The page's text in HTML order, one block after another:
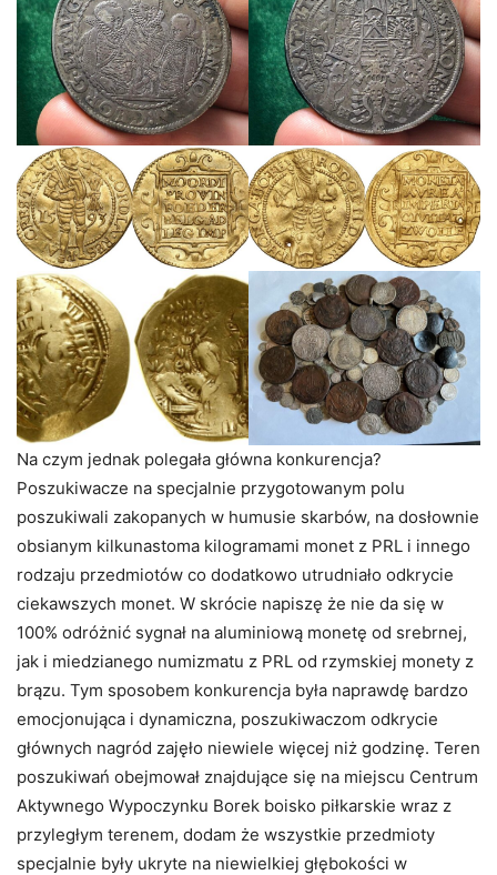
Na czym jednak polegała główna konkurencja?
Poszukiwacze na specjalnie przygotowanym polu
poszukiwali zakopanych w humusie skarbów, na dosłownie
obsianym kilkunastoma kilogramami monet z PRL i innego
rodzaju przedmiotów co dodatkowo utrudniało odkrycie
ciekawszych monet. W skrócie napiszę że nie da się w
100% odróżnić sygnał na aluminiową monetę od srebrnej,
jak i miedzianego numizmatu z PRL od rzymskiej monety z
brązu. Tym sposobem konkurencja była naprawdę bardzo
emocjonująca i dynamiczna, poszukiwaczom odkrycie
głównych nagród zajęło niewiele więcej niż godzinę. Teren
poszukiwań obejmował znajdujące się na miejscu Centrum
Aktywnego Wypoczynku Borek boisko piłkarskie wraz z
przyległym terenem, dodam że wszystkie przedmioty
specjalnie były ukryte na niewielkiej głębokości w